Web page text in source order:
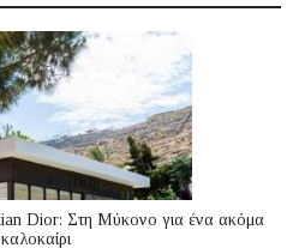
Dior: Στη Μύκονο για ένα ακόμα
καλοκαίρι